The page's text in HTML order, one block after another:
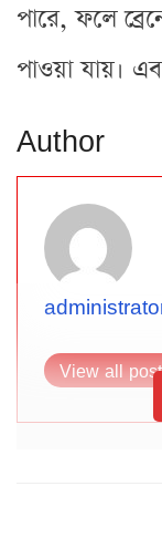
পারে, ফলে
পাওয়া যায়।
Author
View all